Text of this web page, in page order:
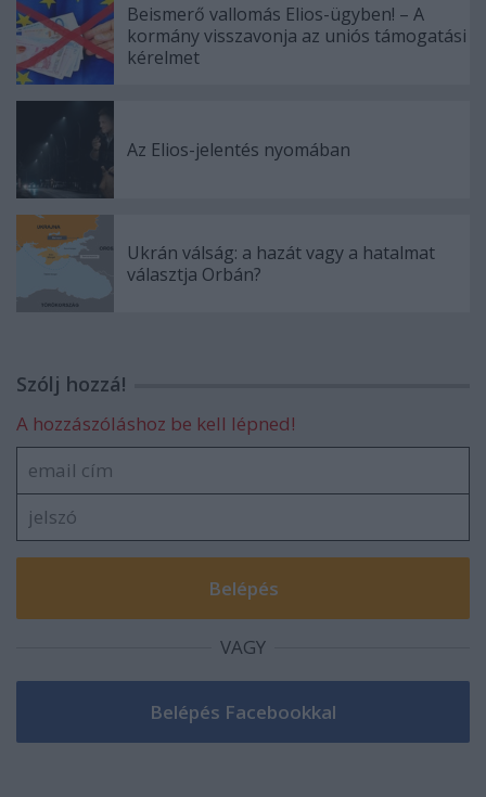
Beismerő vallomás Elios-ügyben! – A
kormány visszavonja az uniós támogatási
kérelmet
Az Elios-jelentés nyomában
Ukrán válság: a hazát vagy a hatalmat
választja Orbán?
Szólj hozzá!
A hozzászóláshoz be kell lépned!
VAGY